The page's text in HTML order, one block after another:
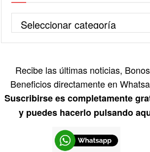
Recibe las últimas noticias,
Beneficios directamente en
Suscribirse es completamente
y puedes hacerlo pulsando